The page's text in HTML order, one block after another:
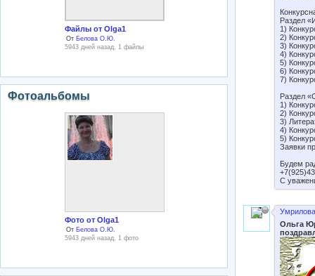
Файлы от Olga1
От Белова О.Ю.
5943 дней назад, 1 файлы
Фотоальбомы
Фото от Olga1
От Белова О.Ю.
5943 дней назад, 1 фото
Раздел
1)
2)
3)
4)
5)
6)
7)
Раздел
1)
2)
3)
4)
5)
Заявки
Будем
С
Ольга